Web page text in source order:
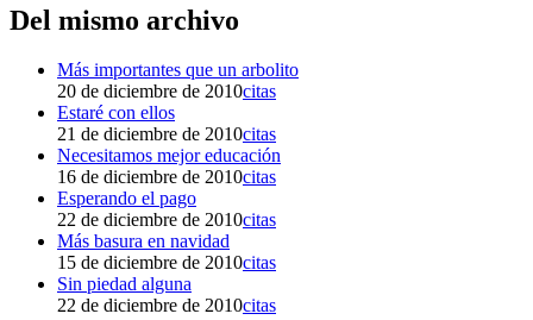
Del mismo archivo
Más importantes que un arbolito
20 de diciembre de 2010citas
Estaré con ellos
21 de diciembre de 2010citas
Necesitamos mejor educación
16 de diciembre de 2010citas
Esperando el pago
22 de diciembre de 2010citas
Más basura en navidad
15 de diciembre de 2010citas
Sin piedad alguna
22 de diciembre de 2010citas